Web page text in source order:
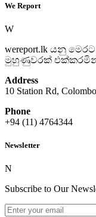
We Report
W
wereport.lk යනු
මුහුණුවරක් එක්කරමින්
Address
10 Station Rd,
Phone
+94 (11) 4764344
Newsletter
N
Subscribe to Our